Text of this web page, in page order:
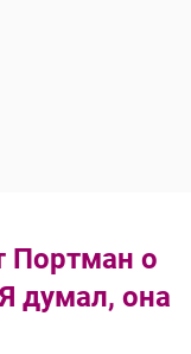
Портман о
думал, она